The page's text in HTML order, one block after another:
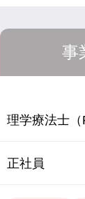
事
理学療法士
正社員